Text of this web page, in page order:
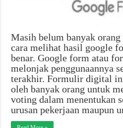
Masih belum banyak orang
cara melihat hasil google
benar. Google form atau
melonjak penggunaannya
terakhir. Formulir digital
oleh banyak orang untuk
voting dalam menentukan
urusan pekerjaan maupun